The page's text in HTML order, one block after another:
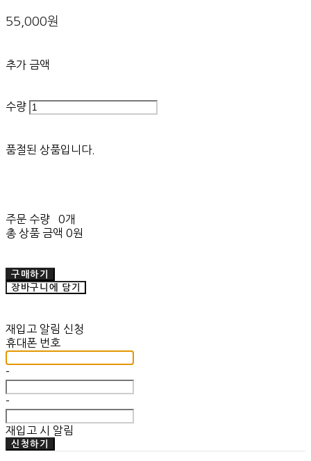
55,000원
추가 금액
수량
품절된 상품입니다.
주문 수량
0개
총 상품 금액 0원
구매하기
장바구니에 담기
재입고 알림 신청
휴대폰 번호
-
-
재입고 시 알림
신청하기